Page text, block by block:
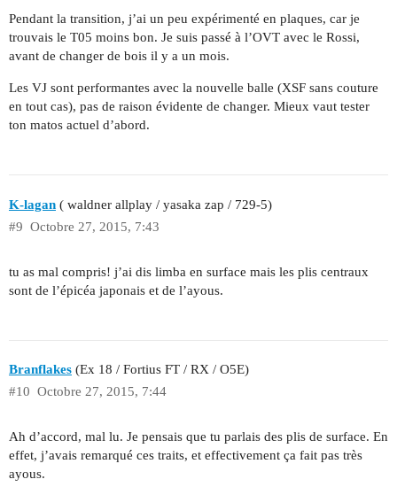
Pendant la transition, j’ai un peu expérimenté en plaques, car je
trouvais le T05 moins bon. Je suis passé à l’OVT avec le Rossi,
avant de changer de bois il y a un mois.
Les VJ sont performantes avec la nouvelle balle (XSF sans couture
en tout cas), pas de raison évidente de changer. Mieux vaut tester
ton matos actuel d’abord.
K-lagan ( waldner allplay / yasaka zap / 729-5)
Octobre 27, 2015, 7:43
#9
tu as mal compris! j’ai dis limba en surface mais les plis centraux
sont de l’épicéa japonais et de l’ayous.
Branflakes (Ex 18 / Fortius FT / RX / O5E)
Octobre 27, 2015, 7:44
#10
Ah d’accord, mal lu. Je pensais que tu parlais des plis de surface. En
effet, j’avais remarqué ces traits, et effectivement ça fait pas très
ayous.